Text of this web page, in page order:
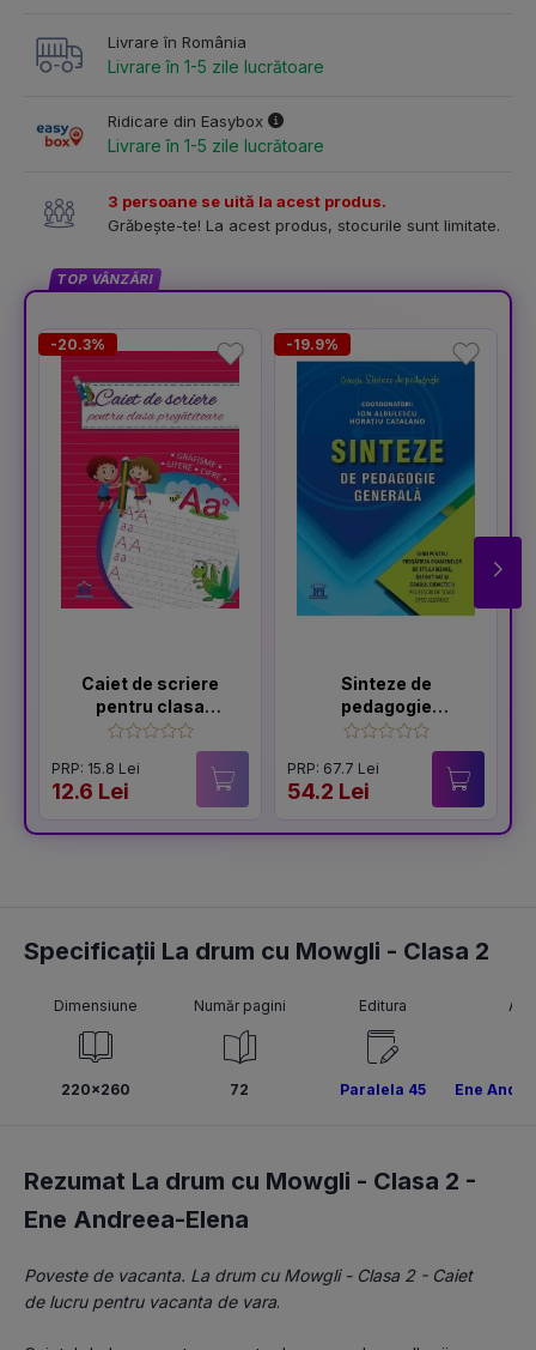
Livrare în România
Livrare în 1-5 zile lucrătoare
Ridicare din Easybox
Livrare în 1-5 zile lucrătoare
3 persoane se uită la acest produs.
Grăbește-te! La acest produs, stocurile sunt limitate.
TOP VÂNZĂRI
-20.3%
Caiet de scriere
pentru clasa
pregatitoare
PRP: 15.8 Lei
12.6 Lei
-19.9%
Sinteze de
pedagogie
generală: Ghid
pentru pregătirea
examenelor de
titularizare,
definitivat și gradul
PRP: 67.7 Lei
54.2 Lei
Specificații La drum cu Mowgli - Clasa 2
Dimensiune
220x260
Număr pagini
72
Editura
Paralela 45 Ene
Rezumat La drum cu Mowgli - Clasa 2 -
Ene Andreea-Elena
Poveste de vacanta. La drum cu Mowgli - Clasa 2 - Caiet
de lucru pentru vacanta de vara.